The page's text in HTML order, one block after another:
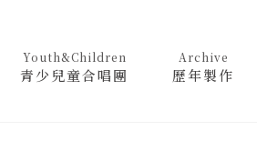
Youth&Children
青少兒童合唱團
Archive
歷年製作